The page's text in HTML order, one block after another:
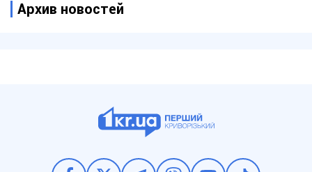
Архив новостей